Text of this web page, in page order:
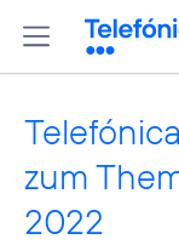
zum
2022